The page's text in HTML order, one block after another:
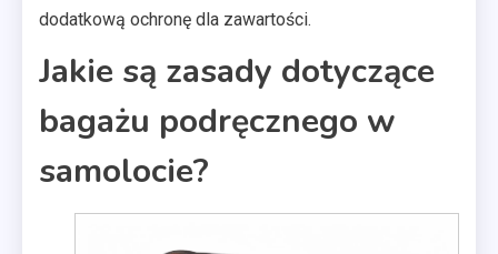
dodatkową ochronę dla zawartości.
Jakie są zasady dotyczące
bagażu podręcznego w
samolocie?